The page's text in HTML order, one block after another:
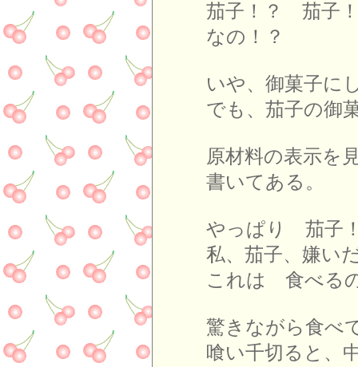
茄子！？ 茄子
なの！？
いや、御菓子
でも、茄子の御
原材料の表示を
書いてある。
やっぱり 茄子
私、茄子、嫌い
これは 食べる
驚きながら食べ
喰い千切ると